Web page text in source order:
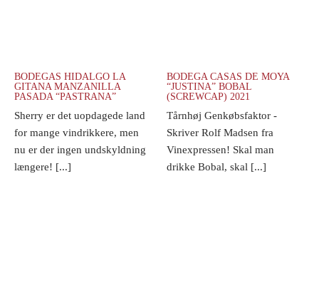
BODEGAS HIDALGO LA
GITANA MANZANILLA
PASADA “PASTRANA”
Sherry er det uopdagede land
for mange vindrikkere, men
nu er der ingen undskyldning
længere! [...]
BODEGA CASAS DE MOYA
“JUSTINA” BOBAL
(SCREWCAP) 2021
Tårnhøj Genkøbsfaktor -
Skriver Rolf Madsen fra
Vinexpressen! Skal man
drikke Bobal, skal [...]